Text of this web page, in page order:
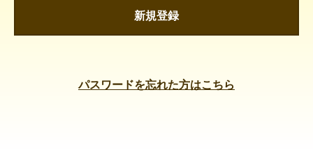
新規登録
パスワードを忘れた方はこちら